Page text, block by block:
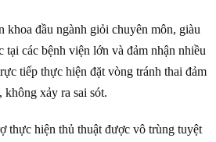
khoa đầu ngành giỏi chuyên môn, giàu
các bệnh viện lớn và đảm nhận nhiều
tiếp thực hiện đặt vòng tránh thai đảm
không xảy ra sai sót.
thực hiện thủ thuật được vô trùng tuyệt